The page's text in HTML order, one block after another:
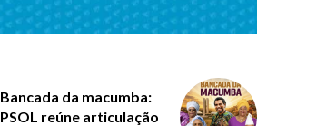
Bancada da macumba:
PSOL reúne articulação